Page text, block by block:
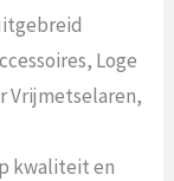
Loge
Vrijmetselaren,
kwaliteit en